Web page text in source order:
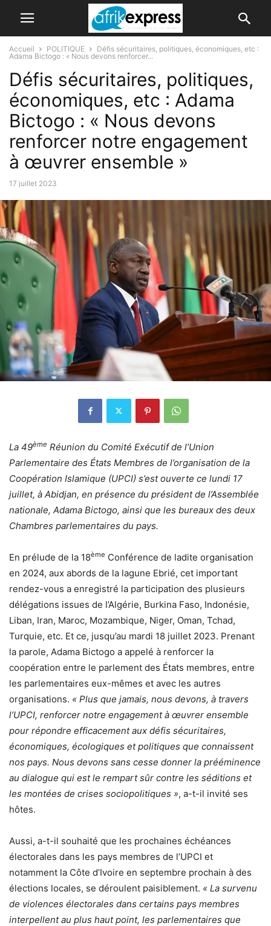
Accueil POLITIQUE
Défis sécuritaires, politiques, économiques, etc :
Adama Bictogo : « Nous devons renforcer...
Défis sécuritaires, politiques,
économiques, etc : Adama
Bictogo : « Nous devons
renforcer notre engagement
à œuvrer ensemble »
17 juillet 2023
La 49ème Réunion du Comité Exécutif de l’Union
Parlementaire des États Membres de l’organisation de la
Coopération Islamique (UPCI) s’est ouverte ce lundi 17
juillet, à Abidjan, en présence du président de l’Assemblée
nationale, Adama Bictogo, ainsi que les bureaux des deux
Chambres parlementaires du pays.
En prélude de la 18ème Conférence de ladite organisation
en 2024, aux abords de la lagune Ebrié, cet important
rendez-vous a enregistré la participation des plusieurs
délégations issues de l’Algérie, Burkina Faso, Indonésie,
Liban, Iran, Maroc, Mozambique, Niger, Oman, Tchad,
Turquie, etc. Et ce, jusqu’au mardi 18 juillet 2023. Prenant
la parole, Adama Bictogo a appelé à renforcer la
coopération entre le parlement des États membres, entre
les parlementaires eux-mêmes et avec les autres
organisations. « Plus que jamais, nous devons, à travers
l’UPCI, renforcer notre engagement à œuvrer ensemble
pour répondre efficacement aux défis sécuritaires,
économiques, écologiques et politiques que connaissent
nos pays. Nous devons sans cesse donner la prééminence
au dialogue qui est le rempart sûr contre les séditions et
les montées de crises sociopolitiques », a-t-il invité ses
hôtes.
Aussi, a-t-il souhaité que les prochaines échéances
électorales dans les pays membres de l’UPCI et
notamment la Côte d’Ivoire en septembre prochain à des
élections locales, se déroulent paisiblement. « La survenu
de violences électorales dans certains pays membres
interpellent au plus haut point, les parlementaires que